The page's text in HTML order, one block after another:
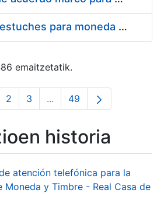
Suministro de estuches para moneda de 30 €
emaitzetatik.
Orrialdea
2 Orrialdea
3 ...Intermediate Pages Use
Orrialdea
49
historia
atención telefónica para la
Moneda y Timbre - Real Casa de